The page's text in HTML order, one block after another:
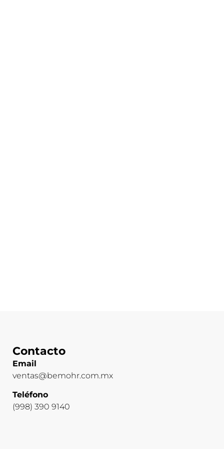
Contacto
Email
ventas@bemohr.com.mx
Teléfono
(998) 390 9140